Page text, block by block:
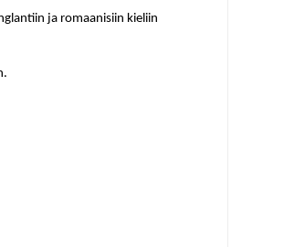
ja romaanisiin kieliin